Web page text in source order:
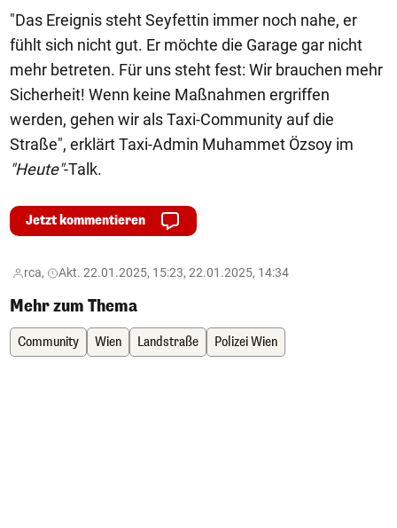
"Das Ereignis steht Seyfettin immer noch nahe, er
fühlt sich nicht gut. Er möchte die Garage gar nicht
mehr betreten. Für uns steht fest: Wir brauchen mehr
Sicherheit! Wenn keine Maßnahmen ergriffen
werden, gehen wir als Taxi-Community auf die
Straße", erklärt Taxi-Admin Muhammet Özsoy im
"Heute"-Talk.
Jetzt kommentieren
rca, Akt. 22.01.2025, 15:23, 22.01.2025, 14:34
Mehr zum Thema
Community Wien Landstraße Polizei Wien